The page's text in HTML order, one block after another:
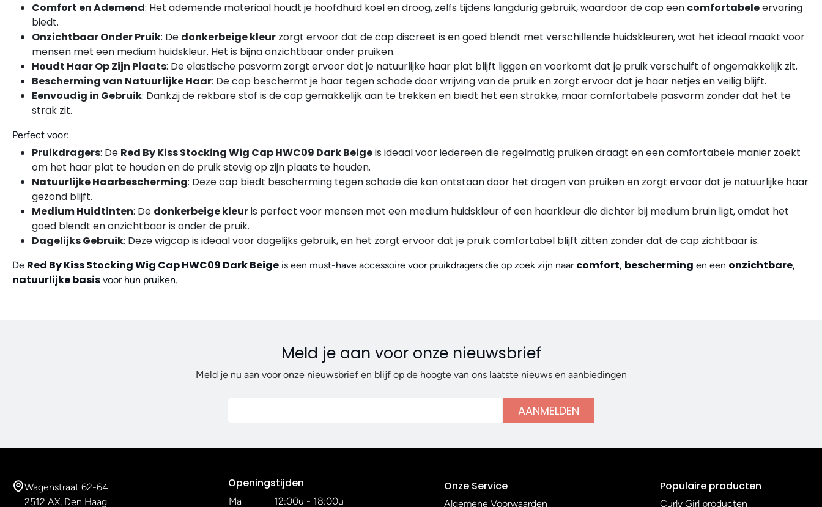
Comfort en Ademend: Het ademende materiaal houdt je hoofdhuid koel en droog, zelfs tijdens langdurig gebruik, waardoor de cap een comfortabeleervaring
biedt.
Onzichtbaar Onder Pruik: De donkerbeige kleur zorgt ervoor dat de cap discreet is en goed blendt met verschillende huidskleuren, wat het ideaal maakt voor
mensen met een medium huidskleur. Het is bijna onzichtbaar onder pruiken.
Houdt Haar Op Zijn Plaats: De elastische pasvorm zorgt ervoor dat je natuurlijke haar plat blijft liggen en voorkomt dat je pruik verschuift of ongemakkelijk zit.
Bescherming van Natuurlijke Haar: De cap beschermt je haar tegen schade door wrijving van de pruik en zorgt ervoor dat je haar netjes en veilig blijft.
Eenvoudig in Gebruik: Dankzij de rekbare stof is de cap gemakkelijk aan te trekken en biedt het een strakke, maar comfortabele pasvorm zonder dat het te
strak zit.
Perfect voor:
Pruikdragers: De Red By Kiss Stocking Wig Cap HWC09 Dark Beigeis ideaal voor iedereen die regelmatig pruiken draagt en een comfortabele manier zoekt
om het haar plat te houden en de pruik stevig op zijn plaats te houden.
Natuurlijke Haarbescherming: Deze cap biedt bescherming tegen schade die kan ontstaan door het dragen van pruiken en zorgt ervoor dat je natuurlijke haar
gezond blijft.
Medium Huidtinten: De donkerbeige kleuris perfect voor mensen met een medium huidskleur of een haarkleur die dichter bij medium bruin ligt, omdat het
goed blendt en onzichtbaar is onder de pruik.
Dagelijks Gebruik: Deze wigcap is ideaal voor dagelijks gebruik, en het zorgt ervoor dat je pruik comfortabel blijft zitten zonder dat de cap zichtbaar is.
De Red By Kiss Stocking Wig Cap HWC09 Dark Beige is een must-have accessoire voor pruikdragers die op zoek zijn naar comfort, bescherming en een onzichtbare,
natuurlijke basis voor hun pruiken.
Meld je aan voor onze nieuwsbrief
Meld je nu aan voor onze nieuwsbrief en blijf op de hoogte van ons laatste nieuws en aanbiedingen
AANMELDEN
Wagenstraat 62-64
2512 AX, Den Haag
Openingstijden
Ma 12:00u - 18:00u
Onze Service
Algemene Voorwaarden
Populaire producten
Curly Girl producten